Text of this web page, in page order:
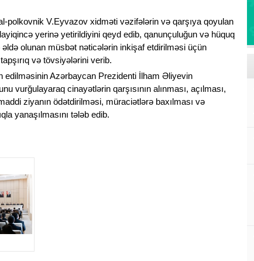
polkovnik V.Eyvazov xidməti vəzifələrin və qarşıya qoyulan
yerinə yetirildiyini qeyd edib, qanunçuluğun və hüquq
olunan müsbət nəticələrin inkişaf etdirilməsi üçün
və tövsiyələrini verib.
edilməsinin Azərbaycan Prezidenti İlham Əliyevin
vurğulayaraq cinayətlərin qarşısının alınması, açılması,
ziyanın ödətdirilməsi, müraciətlərə baxılması və
yanaşılmasını tələb edib.